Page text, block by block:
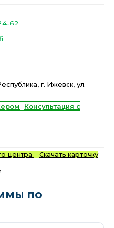
62
г. Ижевск, ул.
Консультация с
Скачать карточку
по